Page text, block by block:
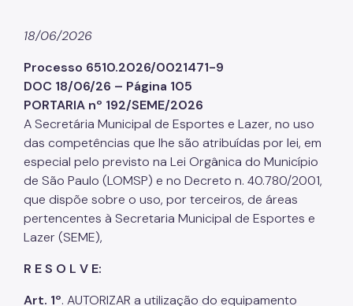
18/06/2026
Processo 6510.2026/0021471-9
DOC 18/06/26 – Página 105
PORTARIA nº 192/SEME/2026
A Secretária Municipal de Esportes e Lazer, no uso
das competências que lhe são atribuídas por lei, em
especial pelo previsto na Lei Orgânica do Município
de São Paulo (LOMSP) e no Decreto n. 40.780/2001,
que dispõe sobre o uso, por terceiros, de áreas
pertencentes à Secretaria Municipal de Esportes e
Lazer (SEME),
R E S O L V E:
Art. 1º. AUTORIZAR a utilização do equipamento